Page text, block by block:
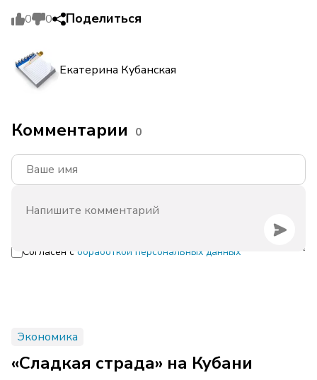
0 0 Поделиться
Екатерина Кубанская
Комментарии 0
Согласен с обработкой персональных данных
Экономика
«Сладкая страда» на Кубани